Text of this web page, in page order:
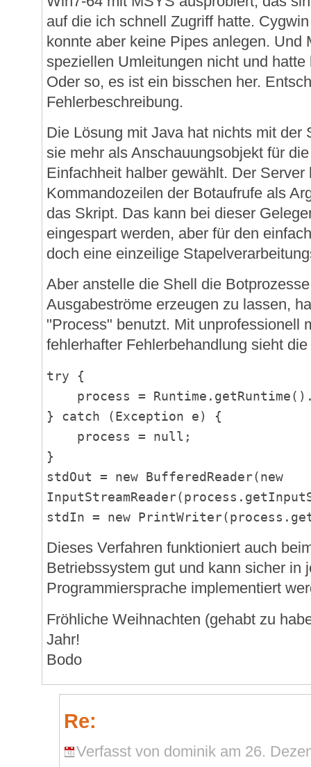
auf die ich schnell Zugriff hatte.
konnte aber keine Pipes anlegen. Und
speziellen Umleitungen nicht und
Oder so, es ist ein bisschen her.
Fehlerbeschreibung.
Die Lösung mit Java hat nichts mit der
sie mehr als Anschauungsobjekt für
Einfachheit halber gewählt. Der Server
Kommandozeilen der Botaufrufe als
das Skript. Das kann bei dieser
eingespart werden, aber für den
doch eine einzeilige
Aber anstelle die Shell die
Ausgabeströme erzeugen zu lassen,
"Process" benutzt. Mit unprofessionell
fehlerhafter Fehlerbehandlung sieht
try {
process =
} catch (Exception e) {
process = null;
}
stdOut = new BufferedReader(new
stdIn = new
Dieses Verfahren funktioniert auch
Betriebssystem gut und kann sicher in
Programmiersprache implementiert
Fröhliche Weihnachten (gehabt zu
Jahr!
Bodo
Re:
Verfasst von dominik am 26.